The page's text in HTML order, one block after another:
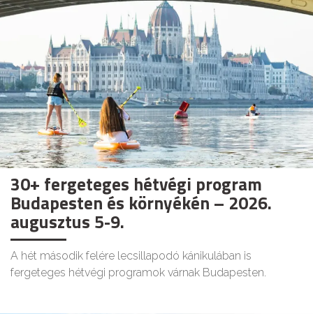
30+ fergeteges hétvégi program
Budapesten és környékén – 2026.
augusztus 5-9.
A hét második felére lecsillapodó kánikulában is
fergeteges hétvégi programok várnak Budapesten.